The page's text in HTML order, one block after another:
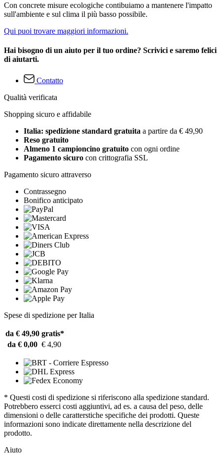
Con concrete misure ecologiche contibuiamo a mantenere l'impatto
sull'ambiente e sul clima il più basso possibile.
Qui puoi trovare maggiori informazioni.
Hai bisogno di un aiuto per il tuo ordine? Scrivici e saremo felici
di aiutarti.
Contatto
Qualità verificata
Shopping sicuro e affidabile
Italia: spedizione standard gratuita a partire da € 49,90
Reso gratuito
Almeno 1 campioncino gratuito con ogni ordine
Pagamento sicuro con crittografia SSL
Pagamento sicuro attraverso
Contrassegno
Bonifico anticipato
Spese di spedizione per Italia
da € 49,90 gratis*
da € 0,00 € 4,90
* Questi costi di spedizione si riferiscono alla spedizione standard.
Potrebbero esserci costi aggiuntivi, ad es. a causa del peso, delle
dimensioni o delle caratterstiche specifiche dei prodotti. Queste
informazioni sono indicate direttamente nella descrizione del
prodotto.
Aiuto